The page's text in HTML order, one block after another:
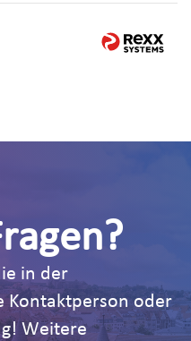
in der
Kontaktperson oder
Weitere